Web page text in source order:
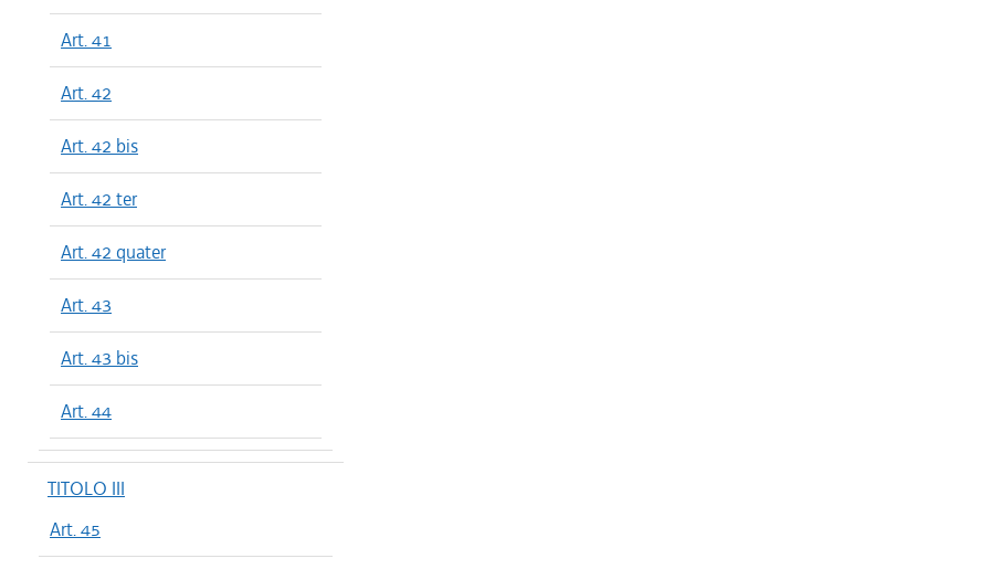
Art. 41
Art. 42
Art. 42 bis
Art. 42 ter
Art. 42 quater
Art. 43
Art. 43 bis
Art. 44
TITOLO III
Art. 45